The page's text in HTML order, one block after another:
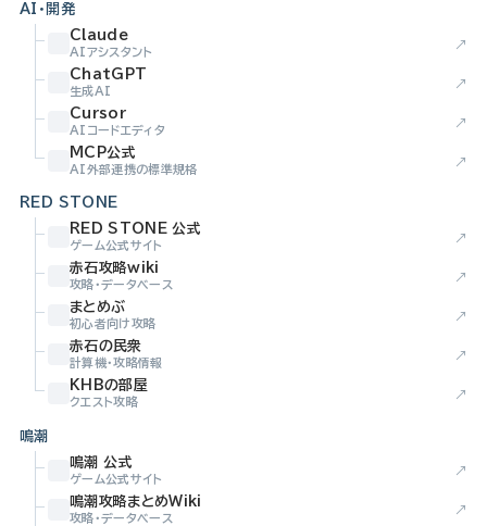
AI・開発
Claude
AIアシスタント
↗
ChatGPT
生成AI
↗
Cursor
AIコードエディタ
↗
MCP公式
AI外部連携の標準規格
↗
RED STONE
RED STONE 公式
ゲーム公式サイト
↗
赤石攻略wiki
攻略・データベース
↗
まとめぶ
初心者向け攻略
↗
赤石の民衆
計算機・攻略情報
↗
KHBの部屋
クエスト攻略
↗
鳴潮
鳴潮 公式
ゲーム公式サイト
↗
鳴潮攻略まとめWiki
攻略・データベース
↗